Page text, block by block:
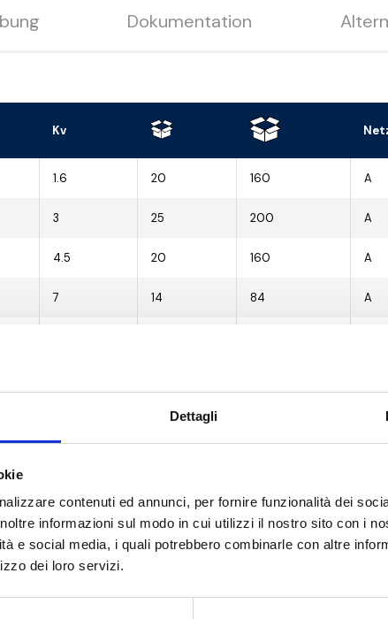
Dettagli
contenuti ed annunci, per fornire funzionalità dei
informazioni sul modo in cui utilizzi il nostro sito con i
e social media, i quali potrebbero combinarle con altre
dei loro servizi.
Dokumentation
Kv
1.6 20 160 A
3 25 200 A
4.5 20 160 A
7 14 84 A
64 - 8 A
81 5 B